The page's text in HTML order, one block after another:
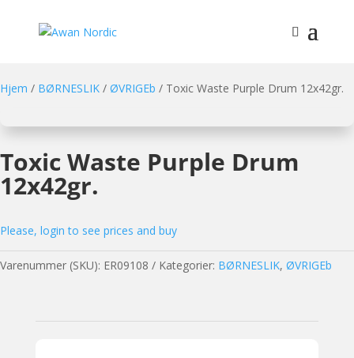
Hjem / BØRNESLIK / ØVRIGEb / Toxic Waste Purple Drum 12x42gr.
Toxic Waste Purple Drum
12x42gr.
Please, login to see prices and buy
Varenummer (SKU): ER09108 Kategorier: BØRNESLIK, ØVRIGEb